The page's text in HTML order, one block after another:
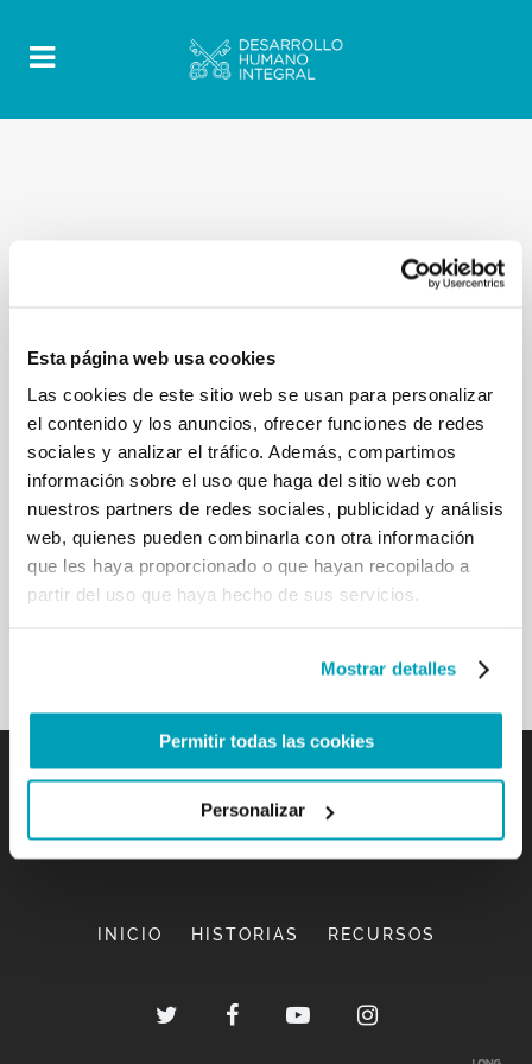
Esta página web usa cookies
Las cookies de este sitio web se usan para personalizar
el contenido y los anuncios, ofrecer funciones de redes
sociales y analizar el tráfico. Además, compartimos
información sobre el uso que haga del sitio web con
nuestros partners de redes sociales, publicidad y análisis
web, quienes pueden combinarla con otra información
que les haya proporcionado o que hayan recopilado a
partir del uso que haya hecho de sus servicios.
Mostrar detalles
Permitir todas las cookies
Personalizar
INICIO HISTORIAS RECURSOS